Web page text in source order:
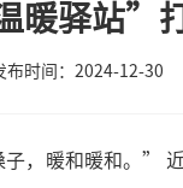
暖驿站”
布时间：2024-12-30
，暖和暖和。”